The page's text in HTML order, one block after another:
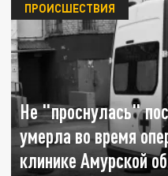
Не "проснулась"
умерла во время
клинике Амурской
ПРОИСШЕСТВИЯ